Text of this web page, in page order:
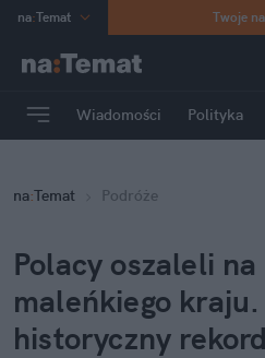
na:Temat
Poland
mama
Rozrywka
Twoje
Wiadomości Polityka
na:Temat Podróże
Polacy oszaleli
maleńkiego
historyczny rekord